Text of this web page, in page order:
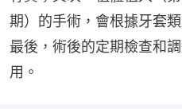
期）的手術，會根據牙套
最後，術後的定期檢查和
用。